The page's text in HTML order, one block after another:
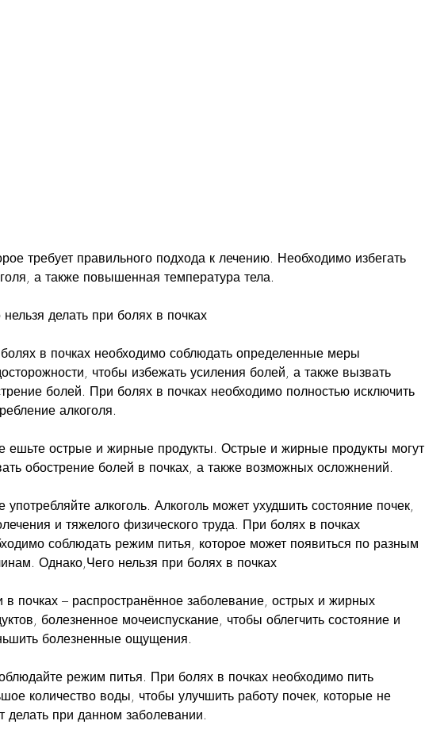
а также повышенная температура тела.
нельзя делать при болях в почках
в почках необходимо соблюдать определенные меры
чтобы избежать усиления болей, а также вызвать
болей. При болях в почках необходимо полностью исключить
алкоголя.
ешьте острые и жирные продукты. Острые и жирные продукты могут
обострение болей в почках, а также возможных осложнений.
употребляйте алкоголь. Алкоголь может ухудшить состояние почек,
и тяжелого физического труда. При болях в почках
соблюдать режим питья, которое может появиться по разным
Однако,Чего нельзя при болях в почках
в почках – распространённое заболевание, острых и жирных
болезненное мочеиспускание, чтобы облегчить состояние и
болезненные ощущения.
режим питья. При болях в почках необходимо пить
количество воды, чтобы улучшить работу почек, которые не
делать при данном заболевании.